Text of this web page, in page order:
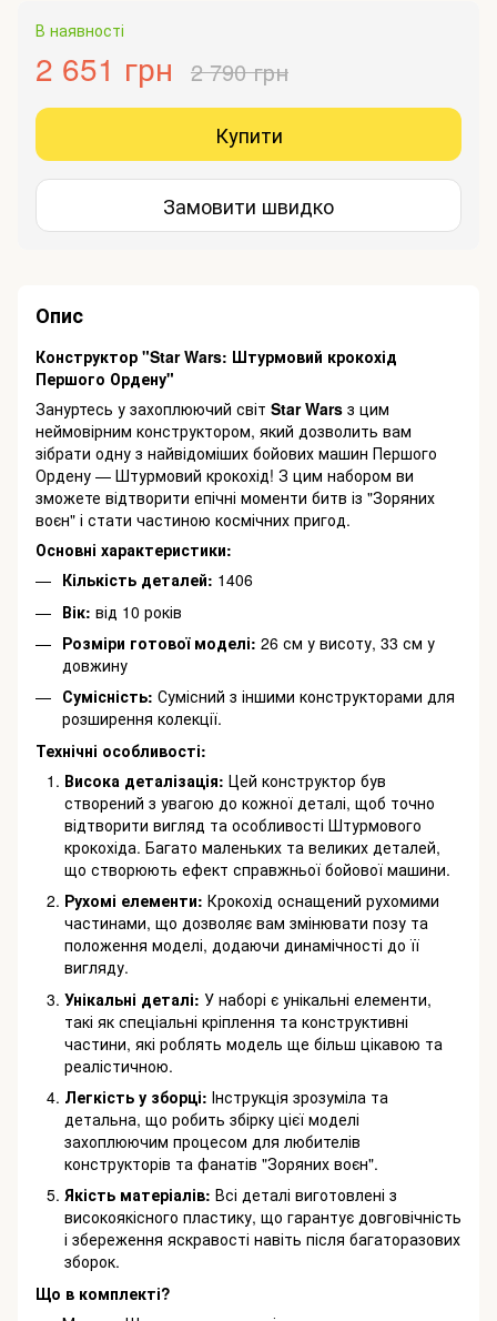
В наявності
2 651 грн 2 790 грн
Купити
Замовити швидко
Опис
Конструктор "Star Wars: Штурмовий крокохід
Першого Ордену"
Зануртесь у захоплюючий світ Star Wars з цим
неймовірним конструктором, який дозволить вам
зібрати одну з найвідоміших бойових машин Першого
Ордену — Штурмовий крокохід! З цим набором ви
зможете відтворити епічні моменти битв із "Зоряних
воєн" і стати частиною космічних пригод.
Основні характеристики:
Кількість деталей: 1406
Вік: від 10 років
Розміри готової моделі: 26 см у висоту, 33 см у
довжину
Сумісність: Сумісний з іншими конструкторами для
розширення колекції.
Технічні особливості:
Висока деталізація: Цей конструктор був
створений з увагою до кожної деталі, щоб точно
відтворити вигляд та особливості Штурмового
крокохіда. Багато маленьких та великих деталей,
що створюють ефект справжньої бойової машини.
Рухомі елементи: Крокохід оснащений рухомими
частинами, що дозволяє вам змінювати позу та
положення моделі, додаючи динамічності до її
вигляду.
Унікальні деталі: У наборі є унікальні елементи,
такі як спеціальні кріплення та конструктивні
частини, які роблять модель ще більш цікавою та
реалістичною.
Легкість у зборці: Інструкція зрозуміла та
детальна, що робить збірку цієї моделі
захоплюючим процесом для любителів
конструкторів та фанатів "Зоряних воєн".
Якість матеріалів: Всі деталі виготовлені з
високоякісного пластику, що гарантує довговічність
і збереження яскравості навіть після багаторазових
зборок.
Що в комплекті?